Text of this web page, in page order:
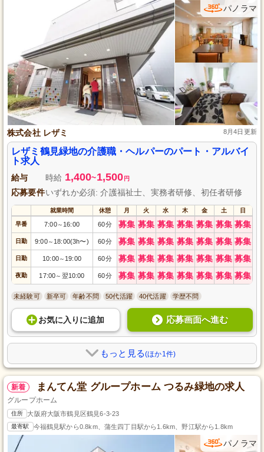
パノラマ
株式会社 レザミ 8月4日更新
レザミ鶴見緑地の介護職・ヘルパーのパート・アルバイ
ト求人
給与 時給 1,400~1,500 円
応募要件いずれか必須: 介護福祉士、実務者研修、初任者研修
就業時間 休憩 月 火 水 木 金 土 日
早番 7:00～ 16:00 60分 募集 募集 募集 募集 募集 募集 募集
日勤 9:00～ 18:00(3h〜) 60分 募集 募集 募集 募集 募集 募集 募集
日勤 10:00～ 19:00 60分 募集 募集 募集 募集 募集 募集 募集
夜勤 17:00～ 翌10:00 60分 募集 募集 募集 募集 募集 募集 募集
未経験可 新卒可 年齢不問 50代活躍 40代活躍 学歴不問
お気に入り に追加 応募画面へ進む
もっと見る(ほか1件)
新着 まんてん堂 グループホーム つるみ緑地の求人
グループホーム
住所 大阪府大阪市鶴見区鶴見6-3-23
最寄駅 今福鶴見駅から0.8km、蒲生四丁目駅から1.6km、野江駅から1.8km
パノラマ